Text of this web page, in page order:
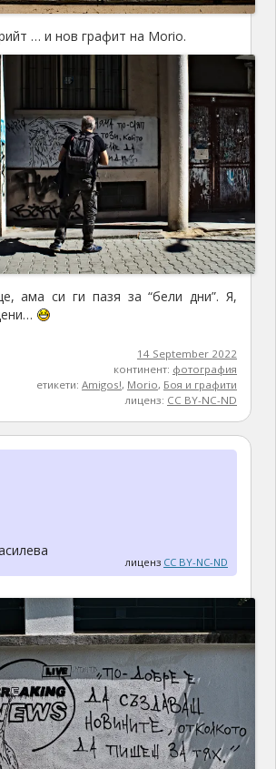
… и нов графит на Morio.
ама си ги пазя за “бели дни”. Я,
14 September 2022
континент: фотография
етикети:Amigos!, Morio, Боя и графити
лиценз: CC BY-NC-ND
лиценз CC BY-NC-ND